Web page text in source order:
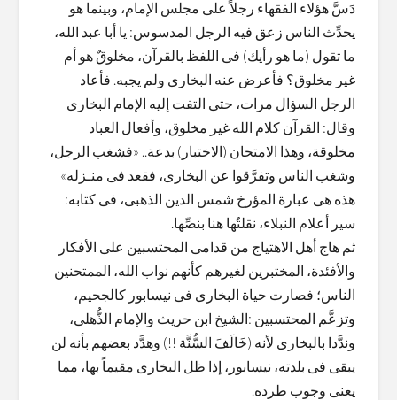
دَسَّ هؤلاء الفقهاء رجلاً على مجلس الإمام، وبينما هو
يحدِّث الناس زعق فيه الرجل المدسوس: يا أبا عبد الله،
ما تقول (ما هو رأيك) فى اللفظ بالقرآن، مخلوقٌ هو أم
غير مخلوق؟ فأعرض عنه البخارى ولم يجبه. فأعاد
الرجل السؤال مرات، حتى التفت إليه الإمام البخارى
وقال: القرآن كلام الله غير مخلوق، وأفعال العباد
مخلوقة، وهذا الامتحان (الاختبار) بدعة.. «فشغب الرجل،
وشغب الناس وتفرَّقوا عن البخارى، فقعد فى منـزله»
هذه هى عبارة المؤرخ شمس الدين الذهبى، فى كتابه:
سير أعلام النبلاء، نقلتُها هنا بنصِّها.
ثم هاج أهل الاهتياج من قدامى المحتسبين على الأفكار
والأفئدة، المختبرين لغيرهم كأنهم نواب الله، الممتحنين
الناس؛ فصارت حياة البخارى فى نيسابور كالجحيم،
وتزعَّم المحتسبين :الشيخ ابن حريث والإمام الذُّهلى،
وندَّدا بالبخارى لأنه (خَالَفَ السُّنَّة !!) وهدَّد بعضهم بأنه لن
يبقى فى بلدته، نيسابور، إذا ظل البخارى مقيماً بها، مما
يعنى وجوب طرده.